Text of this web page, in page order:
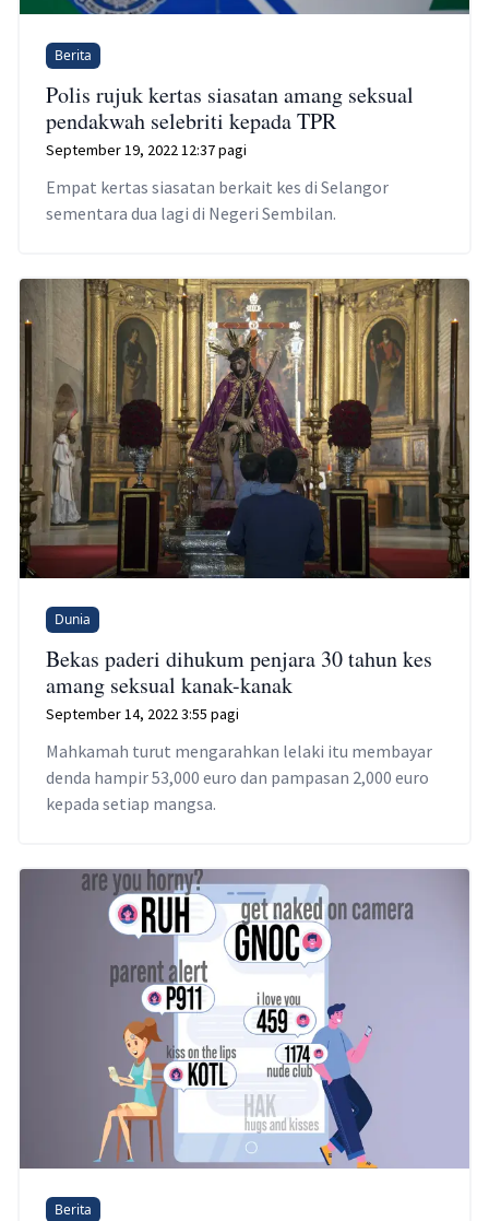
Berita
Polis rujuk kertas siasatan amang seksual
pendakwah selebriti kepada TPR
September 19, 2022 12:37 pagi
Empat kertas siasatan berkait kes di Selangor
sementara dua lagi di Negeri Sembilan.
Dunia
Bekas paderi dihukum penjara 30 tahun kes
amang seksual kanak-kanak
September 14, 2022 3:55 pagi
Mahkamah turut mengarahkan lelaki itu membayar
denda hampir 53,000 euro dan pampasan 2,000 euro
kepada setiap mangsa.
Berita